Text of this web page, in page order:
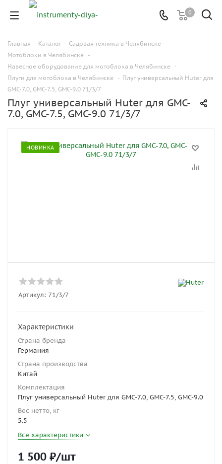
0
Главная - Каталог - Садовая техника в Челябинске -
Мотоблоки в Челябинске -
Навесное оборудование для мотоблока в Челябинске -
Плуги для мотоблока в Челябинске - Плуг универсальный Huter для
GMC-7.0, GMC-7.5, GMC-9.0 71/3/7
Плуг универсальный Huter для GMC-
7.0, GMC-7.5, GMC-9.0 71/3/7
НОВИНКА
Артикул: 71/3/7
Характеристики
Страна бренда
Германия
Страна производства
Китай
Комплектация
Плуг универсальный Huter для GMC-7.0, GMC-7.5, GMC-9.0
Вес нетто, кг
5.5
Все характеристики
1 500 ₽/шт